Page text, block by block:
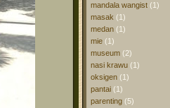
mandala wangist (1)
masak (1)
medan (1)
mie (1)
museum (2)
nasi krawu (1)
oksigen (1)
pantai (1)
parenting (5)